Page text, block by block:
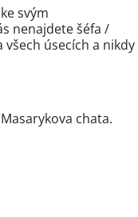
svým
nenajdete šéfa /
úsecích a nikdy
chata.